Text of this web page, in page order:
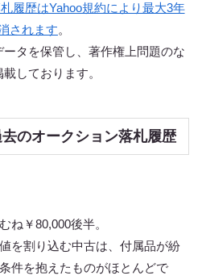
履歴はYahoo規約により最大3年
されます。
タを保管し、著作権上問題のな
しております。
去のオークション落札履歴
ね￥80,000後半。
を割り込む中古は、付属品が紛
件を抱えたものがほとんどで